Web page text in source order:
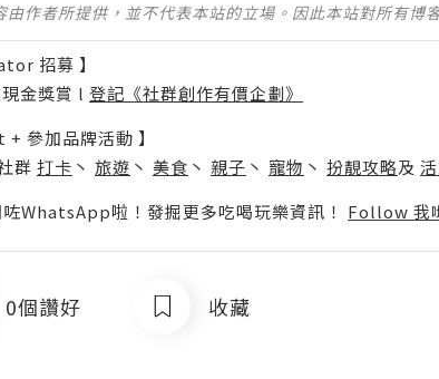
由作者所提供，並不代表本站的立場。因此本站對所有
招募 】
金獎賞 l 登記《社群創作有價企劃》
+ 參加品牌活動 】
群 打卡 丶 旅遊 丶 美食 丶 親子 丶 寵物 丶 扮靚攻略及
WhatsApp啦！發掘更多吃喝玩樂資訊！ Follow 我
0個讚好 收藏